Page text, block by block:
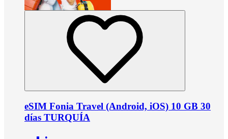
eSIM Fonia Travel (Android, iOS) 10 GB 30
días TURQUÍA
•